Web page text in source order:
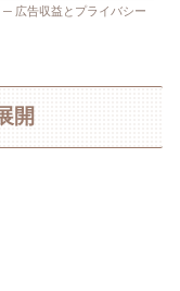
広告収益とプライバシー
開